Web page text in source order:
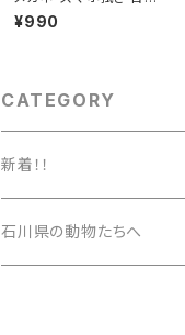
の風景（ジューススタン
ド）
¥990
CATEGORY
新着！！
石川県の動物たちへ